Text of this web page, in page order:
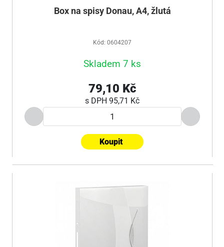
Box na spisy Donau, A4, žlutá
Kód: 0604207
Skladem 7 ks
79,10 Kč
s DPH 95,71 Kč
Koupit